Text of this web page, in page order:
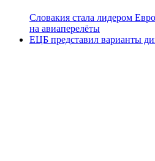
Словакия стала лидером
на авиаперелёты
ЕЦБ представил варианты